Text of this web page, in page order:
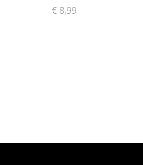
€8,99